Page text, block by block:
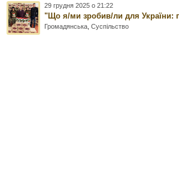
29 грудня 2025 о 21:22
"Що я/ми зробив/ли для України:
Громадянська ,Суспільство